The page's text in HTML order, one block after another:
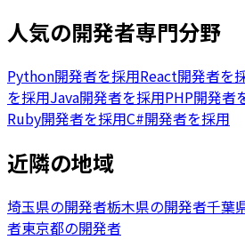
人気の開発者専門分野
Python開発者を採用React開発者を
を採用Java開発者を採用PHP開発者
Ruby開発者を採用C#開発者を採用
近隣の地域
埼玉県の開発者栃木県の開発者千葉
者東京都の開発者